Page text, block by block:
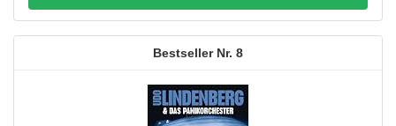
8